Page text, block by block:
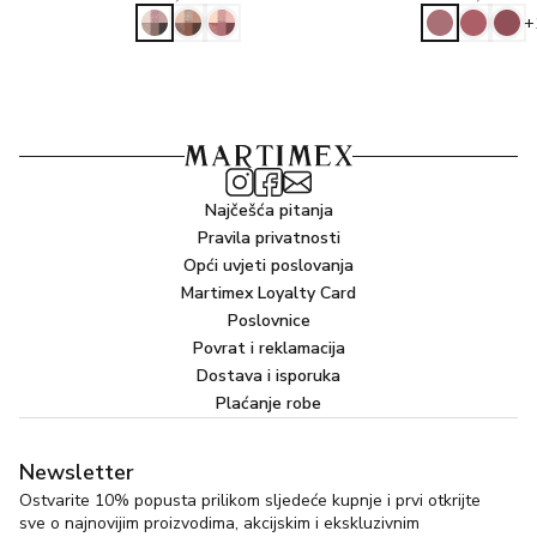
Način upotrebe:
više slojeva.
Otkrijte tajnu neodoljivih usana uz Yves Saint Laurent
Loveshine Candy Glaze – vaš ključ za sočne, hidratizirane i
blistave usne, svaki dan!
Najčešća pitanja
Pravila privatnosti
Opći uvjeti poslovanja
Martimex Loyalty Card
Poslovnice
Povrat i reklamacija
Dostava i isporuka
Plaćanje robe
Newsletter
Ostvarite 10% popusta prilikom sljedeće kupnje i prvi otkrijte
sve o najnovijim proizvodima, akcijskim i ekskluzivnim